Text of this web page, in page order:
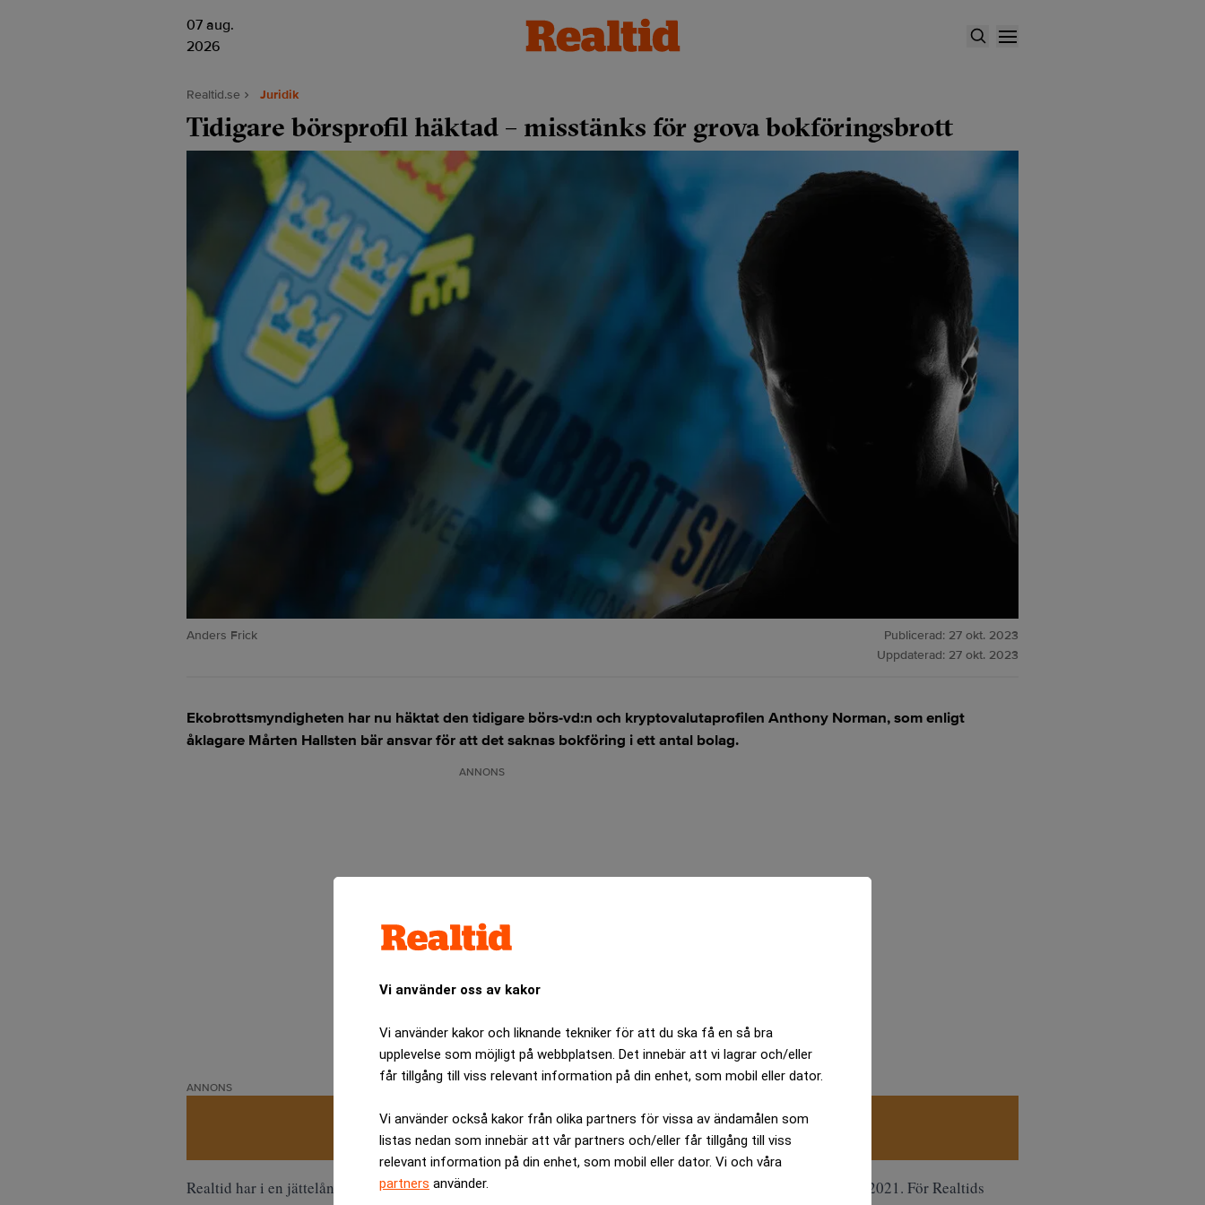
Vi använder oss av kakor
Vi använder kakor och liknande tekniker för att du ska få en så bra
upplevelse som möjligt på webbplatsen. Det innebär att vi lagrar och/eller
får tillgång till viss relevant information på din enhet, som mobil eller dator.
Vi använder också kakor från olika partners för vissa av ändamålen som
listas nedan som innebär att vår partners och/eller får tillgång till viss
relevant information på din enhet, som mobil eller dator. Vi och våra
partners använder.
07 aug.
2026
Realtid.se Juridik
Tidigare börsprofil häktad – misstänks för grova bokföringsbrott
Anders Frick Publicerad: 27 okt. 2023
Uppdaterad: 27 okt. 2023
Ekobrottsmyndigheten har nu häktat den tidigare börs-vd:n och kryptovalutaprofilen Anthony Norman, som enligt
åklagare Mårten Hallsten bär ansvar för att det saknas bokföring i ett antal bolag.
ANNONS
ANNONS
Specialister på juristrekrytering
Realtid har i en jättelång rad av artiklar följt Anthony Normans framfart – Camallit 2021. För Realtids